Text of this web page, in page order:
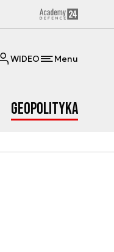
WIDEO Menu
Geopolityka